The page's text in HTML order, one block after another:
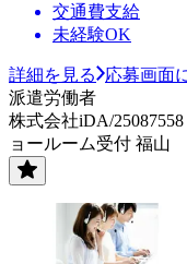
交通費支給
未経験OK
詳細を見る
応募画面
派遣労働者
株式会社iDA/
ョールーム受付 福山